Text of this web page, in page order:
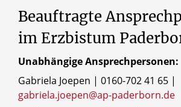
Beauftragte
im Erzbistum
Unabhängige Ansprechpersonen:
Gabriela Joepen | 0160-702 41 65 |
gabriela.joepen@ap-paderborn.de